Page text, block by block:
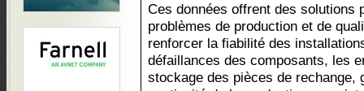
Ces données offrent des solutions
problèmes de production et de
renforcer la fiabilité des
défaillances des composants, les
stockage des pièces de rechange,